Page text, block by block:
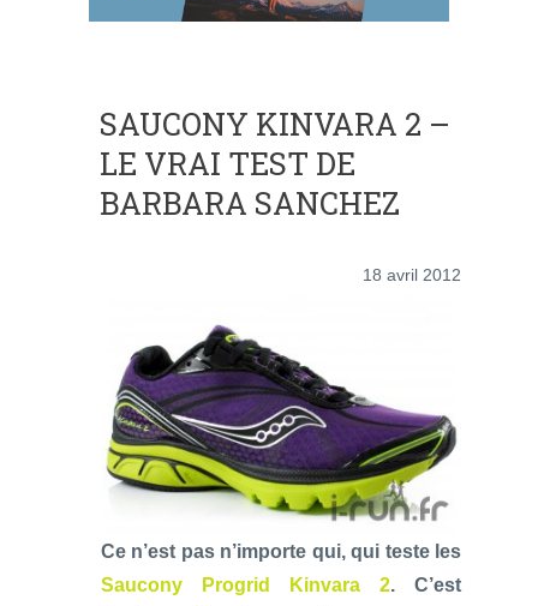
SAUCONY KINVARA 2 –
LE VRAI TEST DE
BARBARA SANCHEZ
18 avril 2012
Ce n’est pas n’importe qui, qui teste les
Saucony Progrid Kinvara 2. C’est